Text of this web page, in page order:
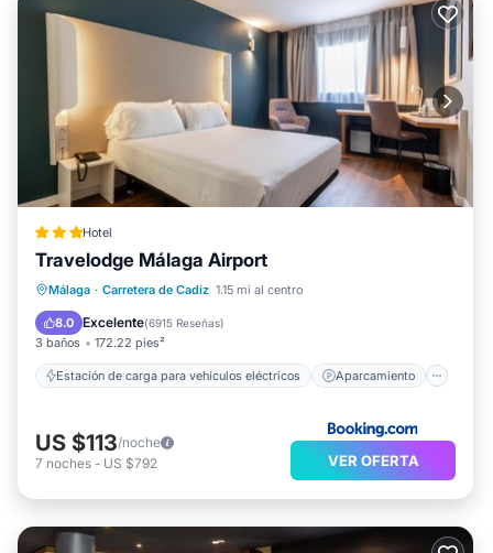
Hotel
Travelodge Málaga Airport
Málaga · Carretera de Cadiz 1.15 mi al centro
8.0 Excelente(6915 Reseñas)
3 baños 172.22 pies²
Estación de carga para vehículos eléctricos Aparcamiento
Estación de carga para vehículos eléctricos
Aparcamiento
Cocina
Aire acondicionado
US $113/noche
7 noches - US $792 VER OFERTA